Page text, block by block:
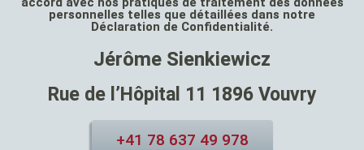
personnelles telles que détaillées dans notre
Déclaration de Confidentialité.
Jérôme Sienkiewicz
Rue de l’Hôpital 11 1896 Vouvry
+41 78 637 49 978